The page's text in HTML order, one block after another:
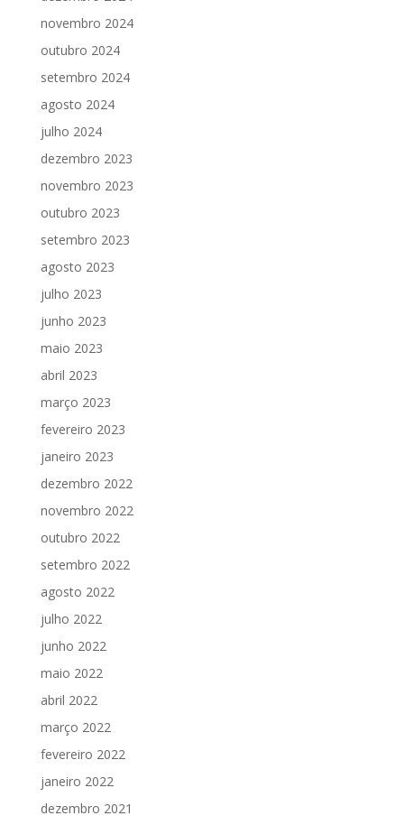
novembro 2024
outubro 2024
setembro 2024
agosto 2024
julho 2024
dezembro 2023
novembro 2023
outubro 2023
setembro 2023
agosto 2023
julho 2023
junho 2023
maio 2023
abril 2023
março 2023
fevereiro 2023
janeiro 2023
dezembro 2022
novembro 2022
outubro 2022
setembro 2022
agosto 2022
julho 2022
junho 2022
maio 2022
abril 2022
março 2022
fevereiro 2022
janeiro 2022
dezembro 2021